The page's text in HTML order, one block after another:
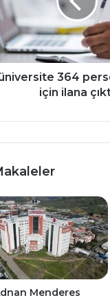
364
için ilana
Menderes